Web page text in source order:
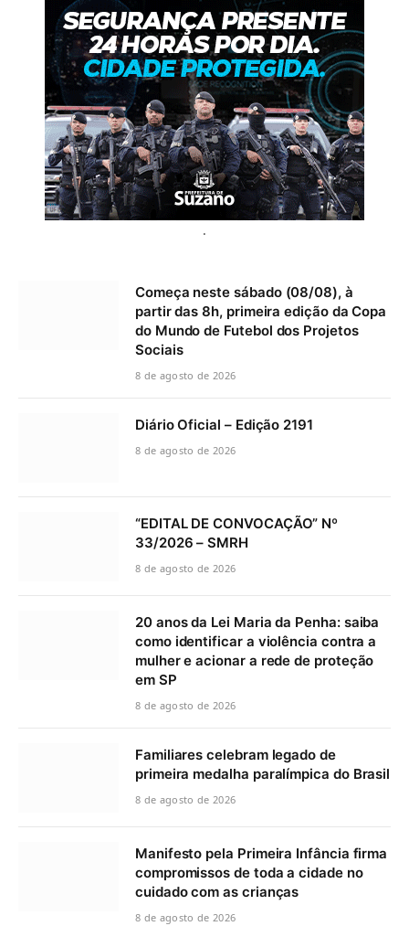
.
Começa neste sábado (08/08), à
partir das 8h, primeira edição da Copa
do Mundo de Futebol dos Projetos
Sociais
8 de agosto de 2026
Diário Oficial – Edição 2191
8 de agosto de 2026
“EDITAL DE CONVOCAÇÃO” Nº
33/2026 – SMRH
8 de agosto de 2026
20 anos da Lei Maria da Penha: saiba
como identificar a violência contra a
mulher e acionar a rede de proteção
em SP
8 de agosto de 2026
Familiares celebram legado de
primeira medalha paralímpica do Brasil
8 de agosto de 2026
Manifesto pela Primeira Infância firma
compromissos de toda a cidade no
cuidado com as crianças
8 de agosto de 2026